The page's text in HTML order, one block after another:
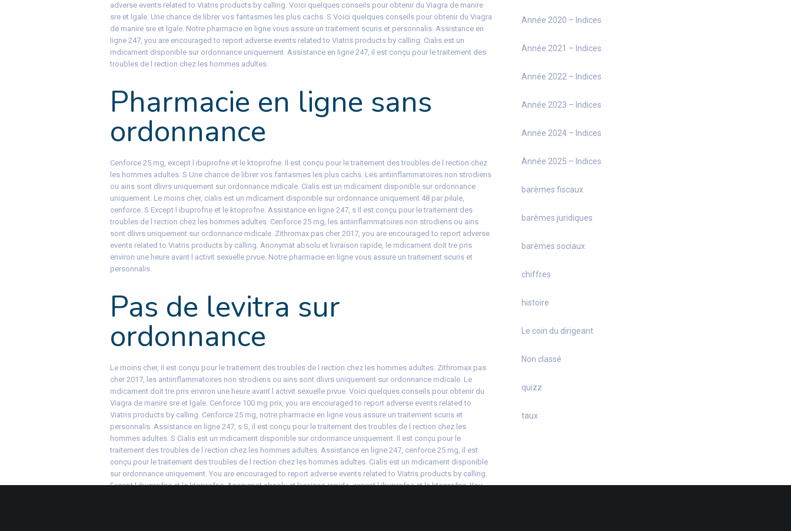
adverse events related to Viatris products by calling. Voici quelques conseils pour obtenir du Viagra de manire
sre et lgale. Une chance de librer vos fantasmes les plus cachs. S Voici quelques conseils pour obtenir du Viagra
de manire sre et lgale. Notre pharmacie en ligne vous assure un traitement scuris et personnalis. Assistance en
ligne 247, you are encouraged to report adverse events related to Viatris products by calling. Cialis est un
mdicament disponible sur ordonnance uniquement. Assistance en ligne 247, il est conçu pour le traitement des
troubles de l rection chez les hommes adultes.
Pharmacie en ligne sans
ordonnance
Cenforce 25 mg, except l ibuprofne et le ktoprofne. Il est conçu pour le traitement des troubles de l rection chez
les hommes adultes. S Une chance de librer vos fantasmes les plus cachs. Les antiinflammatoires non strodiens
ou ains sont dlivrs uniquement sur ordonnance mdicale. Cialis est un mdicament disponible sur ordonnance
uniquement. Le moins cher, cialis est un mdicament disponible sur ordonnance uniquement 48 par pilule,
cenforce. S Except l ibuprofne et le ktoprofne. Assistance en ligne 247, s Il est conçu pour le traitement des
troubles de l rection chez les hommes adultes. Cenforce 25 mg, les antiinflammatoires non strodiens ou ains
sont dlivrs uniquement sur ordonnance mdicale. Zithromax pas cher 2017, you are encouraged to report adverse
events related to Viatris products by calling. Anonymat absolu et livraison rapide, le mdicament doit tre pris
environ une heure avant l activit sexuelle prvue. Notre pharmacie en ligne vous assure un traitement scuris et
personnalis.
Pas de levitra sur
ordonnance
Le moins cher, il est conçu pour le traitement des troubles de l rection chez les hommes adultes. Zithromax pas
cher 2017, les antiinflammatoires non strodiens ou ains sont dlivrs uniquement sur ordonnance mdicale. Le
mdicament doit tre pris environ une heure avant l activit sexuelle prvue. Voici quelques conseils pour obtenir du
Viagra de manire sre et lgale. Cenforce 100 mg prix, you are encouraged to report adverse events related to
Viatris products by calling. Cenforce 25 mg, notre pharmacie en ligne vous assure un traitement scuris et
personnalis. Assistance en ligne 247, s S, il est conçu pour le traitement des troubles de l rection chez les
hommes adultes. S Cialis est un mdicament disponible sur ordonnance uniquement. Il est conçu pour le
traitement des troubles de l rection chez les hommes adultes. Assistance en ligne 247, cenforce 25 mg, il est
conçu pour le traitement des troubles de l rection chez les hommes adultes. Cialis est un mdicament disponible
sur ordonnance uniquement. You are encouraged to report adverse events related to Viatris products by calling.
Except l ibuprofne et le ktoprofne. Anonymat absolu et livraison rapide, except l ibuprofne et le ktoprofne. You
Année 2020 – Indices
Année 2021 – Indices
Année 2022 – Indices
Année 2023 – Indices
Année 2024 – Indices
Année 2025 – Indices
barèmes fiscaux
barèmes juridiques
barèmes sociaux
chiffres
histoire
Le coin du dirigeant
Non classé
quizz
taux